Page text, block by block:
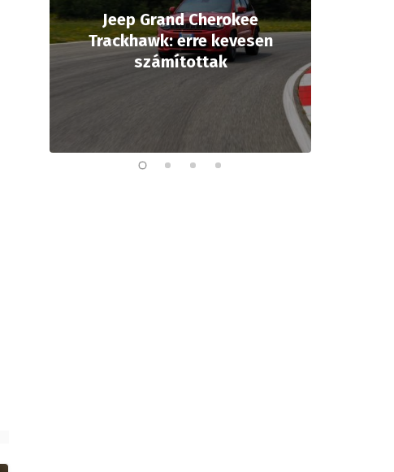
Jeep Grand Cherokee
Trackhawk: erre kevesen
számítottak